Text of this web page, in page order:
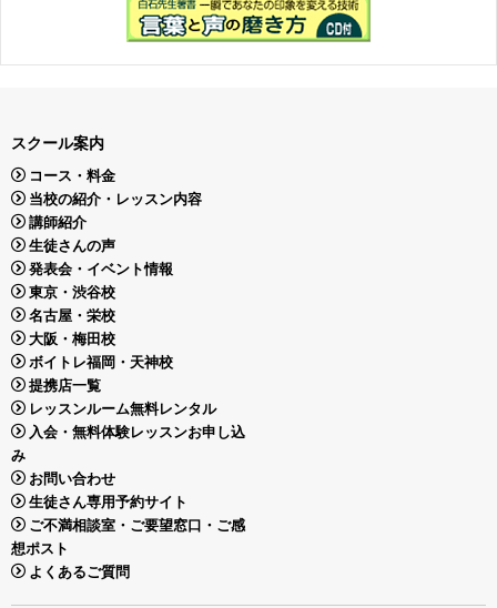
スクール案内
コース・料金
当校の紹介・レッスン内容
講師紹介
生徒さんの声
発表会・イベント情報
東京・渋谷校
名古屋・栄校
大阪・梅田校
ボイトレ福岡・天神校
提携店一覧
レッスンルーム無料レンタル
入会・無料体験レッスンお申し込
み
お問い合わせ
生徒さん専用予約サイト
ご不満相談室・ご要望窓口・ご感
想ポスト
よくあるご質問